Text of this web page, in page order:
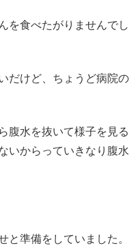
を食べたがりませんでし
だけど、ちょうど病院の
腹水を抜いて様子を見る
いからっていきなり腹水
と準備をしていました。